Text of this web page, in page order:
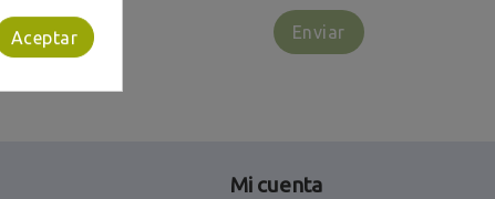
Mi cuenta
Aceptar